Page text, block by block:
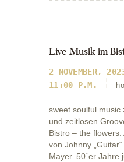
Live Musik im
2 NOVEMBER,
11:00 P.M.
sweet soulful music
und zeitlosen
Bistro – the
von Johnny
Mayer. 50´er Jahre